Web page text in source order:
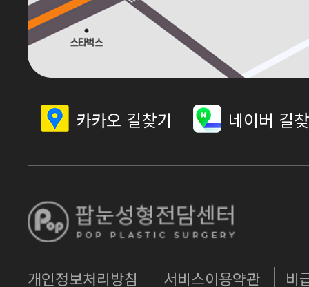
카카오 길찾기 네이버 길
개인정보처리방침 서비스이용약관 비